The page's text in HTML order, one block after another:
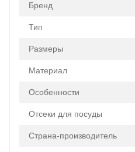
Бренд
Тип
Размеры
Материал
Особенности
Отсеки для посуды
Страна-производитель